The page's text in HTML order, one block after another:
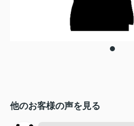
他のお客様の声を見る